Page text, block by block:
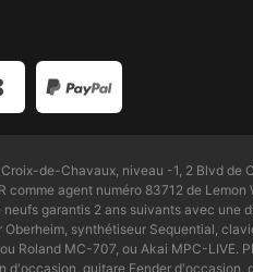
de-Chavaux, niveau -1, 2 Blvd
agent numéro 83712 de Lemon
garantis 2 ans suivants avec une
synthétiseur Sequential,
Roland MC-707, ou Akai MPC-LIVE.
guitare Fender d'occasion,